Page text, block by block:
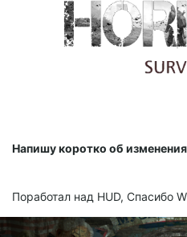
Напишу коротко об
Поработал над HUD, Cпасибо